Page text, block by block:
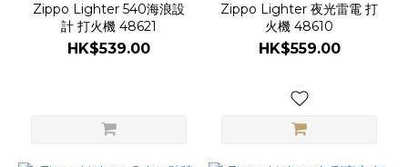
Zippo Lighter 540海浪設
計 打火機 48621
HK$539.00
Zippo Lighter 夜光雷電 打
火機 48610
HK$559.00